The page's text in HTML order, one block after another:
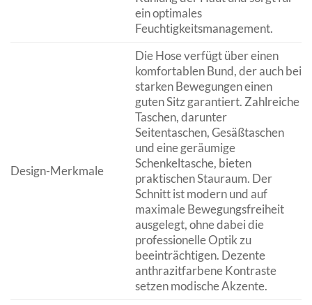
ein optimales
Feuchtigkeitsmanagement.
Design-Merkmale
Die Hose verfügt über einen
komfortablen Bund, der auch bei
starken Bewegungen einen
guten Sitz garantiert. Zahlreiche
Taschen, darunter
Seitentaschen, Gesäßtaschen
und eine geräumige
Schenkeltasche, bieten
praktischen Stauraum. Der
Schnitt ist modern und auf
maximale Bewegungsfreiheit
ausgelegt, ohne dabei die
professionelle Optik zu
beeinträchtigen. Dezente
anthrazitfarbene Kontraste
setzen modische Akzente.